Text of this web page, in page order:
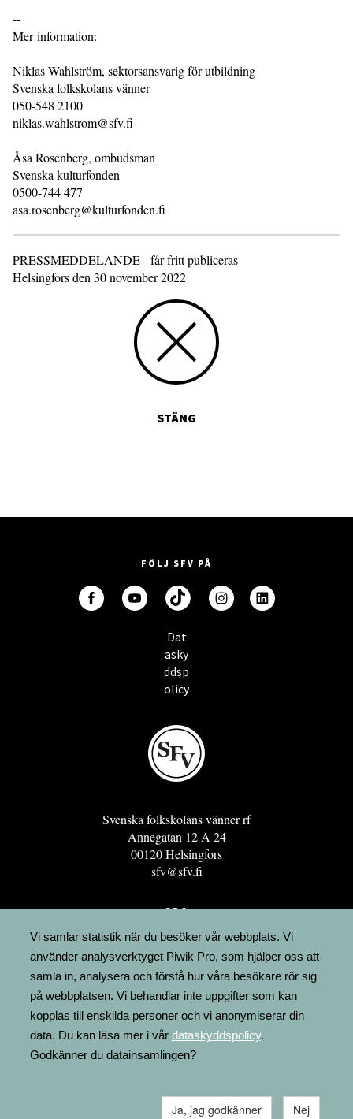
--
Mer information:
Niklas Wahlström, sektorsansvarig för utbildning
Svenska folkskolans vänner
050-548 2100
niklas.wahlstrom@sfv.fi
Åsa Rosenberg, ombudsman
Svenska kulturfonden
0500-744 477
asa.rosenberg@kulturfonden.fi
PRESSMEDDELANDE - får fritt publiceras
Helsingfors den 30 november 2022
STÄNG
FÖLJ SFV PÅ
Dat
asky
ddsp
olicy
Svenska folkskolans vänner rf
Annegatan 12 A 24
00120 Helsingfors
sfv@sfv.fi
GRO
FÖRENINGSRESURSEN
MINNESRUNOR.FI
UPPSLAGSVERKET FINLAND
LÄGENHETER
FAKTURERING
Vi samlar statistik när du besöker vår webbplats. Vi
använder analysverktyget Piwik Pro, som hjälper oss att
samla in, analysera och förstå hur våra besökare rör sig
på webbplatsen. Vi behandlar inte uppgifter som kan
kopplas till enskilda personer och vi anonymiserar din
data. Du kan läsa mer i vår dataskyddspolicy.
Godkänner du datainsamlingen?
Ja, jag godkänner Nej